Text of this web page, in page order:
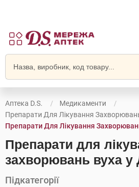
Аптека D.S.
Медикаменти
Препарати Для Лікування
Препарати Для Лікування
Препарати для
захворювань вуха у
Підкатегорії